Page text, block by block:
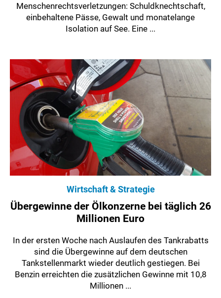
Menschenrechtsverletzungen: Schuldknechtschaft,
einbehaltene Pässe, Gewalt und monatelange
Isolation auf See. Eine ...
Wirtschaft & Strategie
Übergewinne der Ölkonzerne bei täglich 26
Millionen Euro
In der ersten Woche nach Auslaufen des Tankrabatts
sind die Übergewinne auf dem deutschen
Tankstellenmarkt wieder deutlich gestiegen. Bei
Benzin erreichten die zusätzlichen Gewinne mit 10,8
Millionen ...